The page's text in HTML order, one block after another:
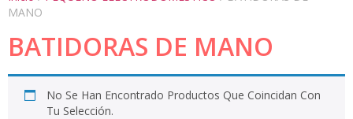
MANO
BATIDORAS DE MANO
No Se Han Encontrado Productos Que Coincidan Con
Tu Selección.